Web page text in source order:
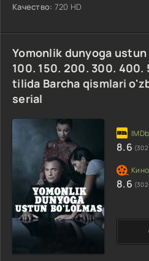
Качество: 720 HD
Yomonlik dunyoga ustun
100. 150. 200. 300. 400.
tilida Barcha qismlari
serial
8.6
8.6